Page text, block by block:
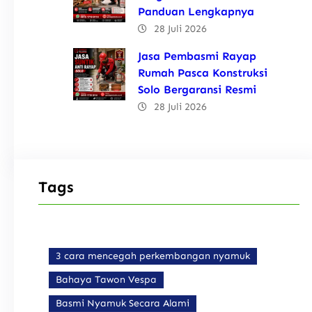
Panduan Lengkapnya
28 Juli 2026
Jasa Pembasmi Rayap
Rumah Pasca Konstruksi
Solo Bergaransi Resmi
28 Juli 2026
Tags
3 cara mencegah perkembangan nyamuk
Bahaya Tawon Vespa
Basmi Nyamuk Secara Alami